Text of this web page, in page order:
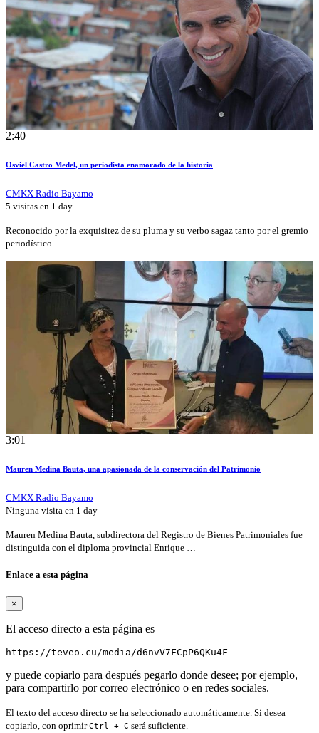
2:40
Osviel Castro Medel, un periodista enamorado de la historia
CMKX Radio Bayamo
5 visitas en 1 day
Reconocido por la exquisitez de su pluma y su verbo sagaz tanto por el gremio
periodístico …
3:01
Mauren Medina Bauta, una apasionada de la conservación del Patrimonio
CMKX Radio Bayamo
Ninguna visita en 1 day
Mauren Medina Bauta, subdirectora del Registro de Bienes Patrimoniales fue
distinguida con el diploma provincial Enrique …
Enlace a esta página
×
El acceso directo a esta página es
https://teveo.cu/media/d6nvV7FCpP6QKu4F
y puede copiarlo para después pegarlo donde desee; por ejemplo,
para compartirlo por correo electrónico o en redes sociales.
El texto del acceso directo se ha seleccionado automáticamente. Si desea
copiarlo, con oprimirCtrl + C será suficiente.